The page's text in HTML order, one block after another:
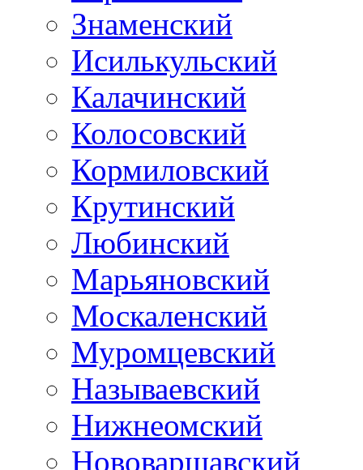
Знаменский
Исилькульский
Калачинский
Колосовский
Кормиловский
Крутинский
Любинский
Марьяновский
Москаленский
Муромцевский
Называевский
Нижнеомский
Нововаршавский